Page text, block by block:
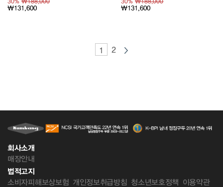
₩131,600 ₩131,600
1 2
회사소개
매장안내
법적고지
소비자피해보상보험 개인정보취급방침 청소년보호정책 이용약관